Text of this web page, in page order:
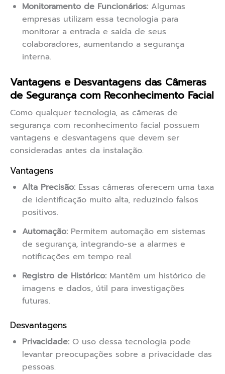
Monitoramento de Funcionários: Algumas
empresas utilizam essa tecnologia para
monitorar a entrada e saída de seus
colaboradores, aumentando a segurança
interna.
Vantagens e Desvantagens das Câmeras
de Segurança com Reconhecimento Facial
Como qualquer tecnologia, as câmeras de
segurança com reconhecimento facial possuem
vantagens e desvantagens que devem ser
consideradas antes da instalação.
Vantagens
Alta Precisão: Essas câmeras oferecem uma taxa
de identificação muito alta, reduzindo falsos
positivos.
Automação: Permitem automação em sistemas
de segurança, integrando-se a alarmes e
notificações em tempo real.
Registro de Histórico: Mantêm um histórico de
imagens e dados, útil para investigações
futuras.
Desvantagens
Privacidade: O uso dessa tecnologia pode
levantar preocupações sobre a privacidade das
pessoas.